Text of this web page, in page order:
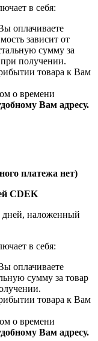
в себя:
оплачиваете
зависит от
сумму за
при получении.
товара к Вам
о времени
Вам адресу.
платежа нет)
CDEK
дней, наложенный
в себя:
оплачиваете
сумму за товар
товара к Вам
о времени
Вам адресу.